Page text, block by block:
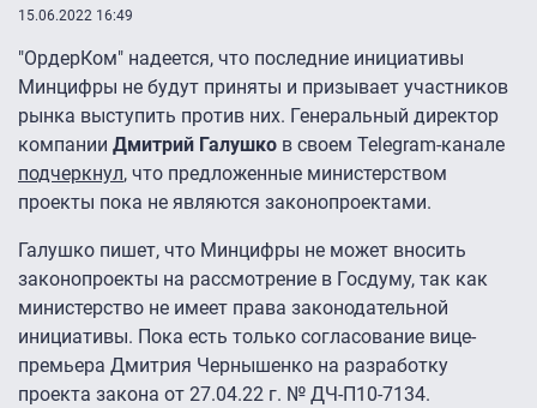
15.06.2022 16:49
"ОрдерКом" надеется, что последние инициативы
Минцифры не будут приняты и призывает участников
рынка выступить против них. Генеральный директор
компании Дмитрий Галушко в своем Telegram-канале
подчеркнул, что предложенные министерством
проекты пока не являются законопроектами.
Галушко пишет, что Минцифры не может вносить
законопроекты на рассмотрение в Госдуму, так как
министерство не имеет права законодательной
инициативы. Пока есть только согласование вице-
премьера Дмитрия Чернышенко на разработку
проекта закона от 27.04.22 г. № ДЧ-П10-7134.